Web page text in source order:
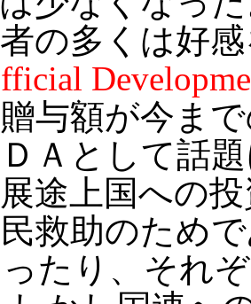
の多くは好
与額が今ま
Ａとして話
途上国への
救助のため
たり、それ